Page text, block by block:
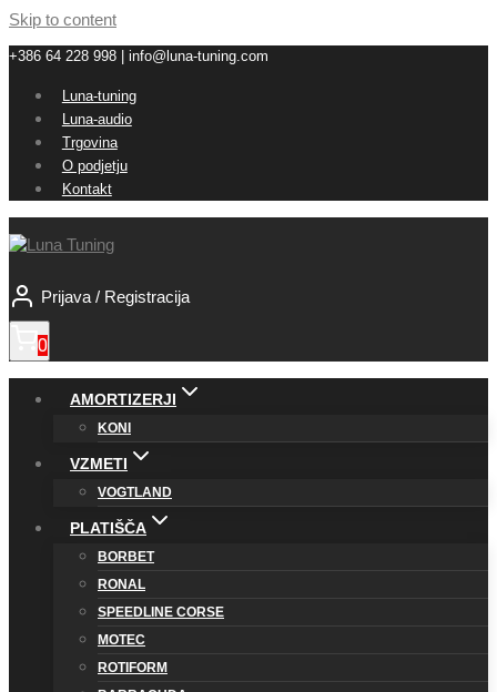
Skip to content
+386 64 228 998 | info@luna-tuning.com
Luna-tuning
Luna-audio
Trgovina
O podjetju
Kontakt
Prijava / Registracija
0
AMORTIZERJI
KONI
VZMETI
VOGTLAND
PLATIŠČA
BORBET
RONAL
SPEEDLINE CORSE
MOTEC
ROTIFORM